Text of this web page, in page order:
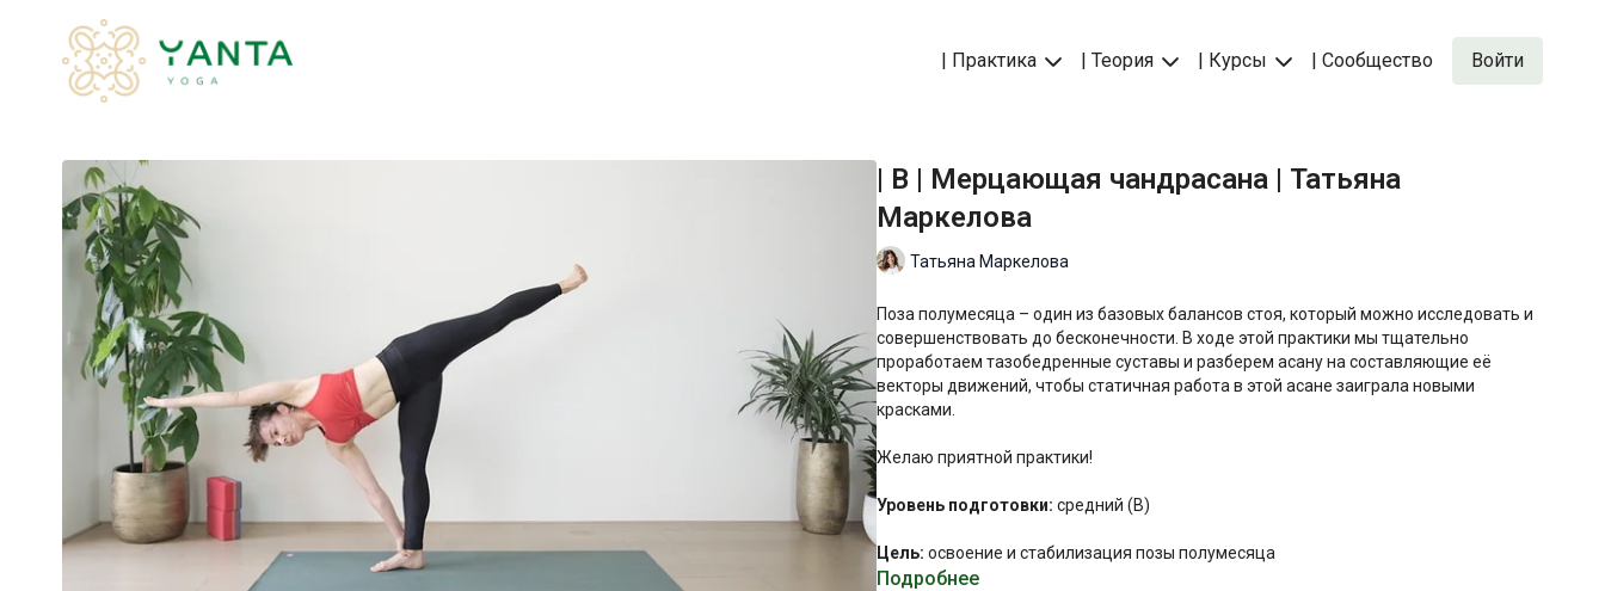
| Практика | Теория | Курсы | Сообщество Войти
| B | Мерцающая чандрасана | Татьяна
Маркелова
Татьяна Маркелова
Поза полумесяца – один из базовых балансов стоя, который можно исследовать и
совершенствовать до бесконечности. В ходе этой практики мы тщательно
проработаем тазобедренные суставы и разберем асану на составляющие её
векторы движений, чтобы статичная работа в этой асане заиграла новыми
красками.
Желаю приятной практики!
Уровень подготовки: средний (B)
Цель: освоение и стабилизация позы полумесяца
Подробнее